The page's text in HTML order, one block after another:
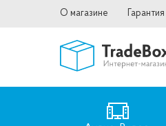
О магазине Гарантия